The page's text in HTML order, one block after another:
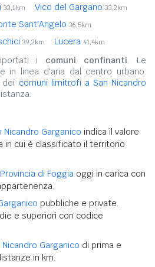
33,1km Vico del Gargano 33,2km
Sant'Angelo 36,5km
39,2km Lucera 41,4km
i comuni confinanti. Le
in linea d'aria dal centro urbano.
comuni limitrofi a San Nicandro
Nicandro Garganico indica il valore
in cui è classificato il territorio
di Foggia oggi in carica con
pubbliche e private.
e superiori con codice
Garganico di prima e
in km.